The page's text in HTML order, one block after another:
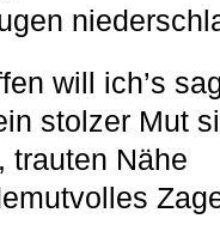
will ich’s
stolzer Mut
trauten Nähe